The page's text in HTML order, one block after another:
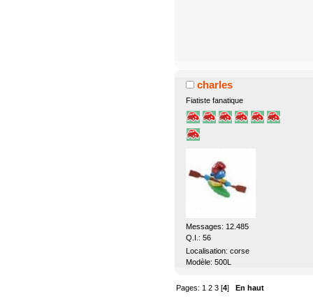
charles
Fiatiste fanatique
Messages: 12.485
Q.I.: 56
Localisation: corse
Modèle: 500L
Pages: 1 2 3 [4]En haut